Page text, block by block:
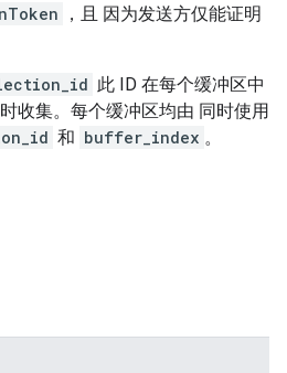
，且 因为发送方仅能证明
此 ID 在每个缓冲区中
收集。每个缓冲区均由 同时使用
和 buffer_index 。